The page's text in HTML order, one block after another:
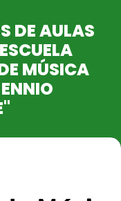
DE AULAS
MÚSICA